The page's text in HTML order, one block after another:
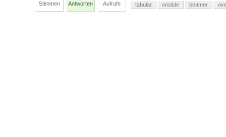
Stimmen Antworten Aufrufe tabular onslide beamer